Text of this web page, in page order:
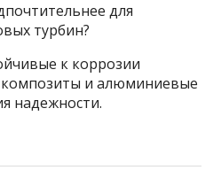
для
турбин?
к коррозии
композиты и алюминиевые
надежности.